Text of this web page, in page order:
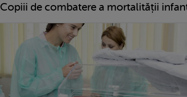
Copiii de combatere a mortalității